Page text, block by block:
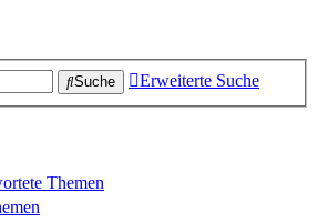
Suche Erweiterte Suche
Themen